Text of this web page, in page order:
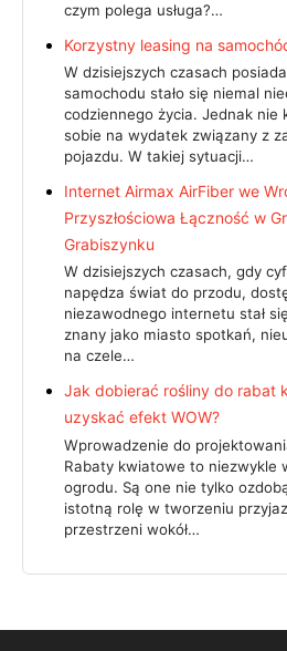
czym polega usługa?…
Korzystny leasing na
W dzisiejszych czasach
samochodu stało się niemal
codziennego życia. Jednak nie
sobie na wydatek związany z
pojazdu. W takiej sytuacji…
Internet Airmax AirFiber we
Przyszłościowa Łączność w
Grabiszynku
W dzisiejszych czasach, gdy
napędza świat do przodu,
niezawodnego internetu stał
znany jako miasto spotkań,
na czele…
Jak dobierać rośliny do rabat
uzyskać efekt WOW?
Wprowadzenie do
Rabaty kwiatowe to niezwykle
ogrodu. Są one nie tylko
istotną rolę w tworzeniu
przestrzeni wokół…